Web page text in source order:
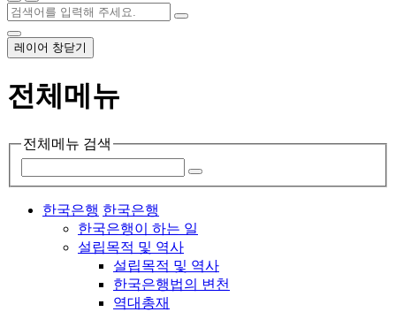
레이어 창닫기
전체메뉴
전체메뉴 검색
한국은행 한국은행
한국은행이 하는 일
설립목적 및 역사
설립목적 및 역사
한국은행법의 변천
역대총재